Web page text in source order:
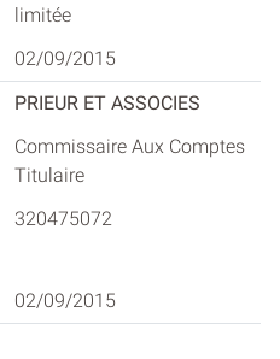
limitée
02/09/2015
PRIEUR ET ASSOCIES
Commissaire Aux Comptes
Titulaire
320475072
02/09/2015